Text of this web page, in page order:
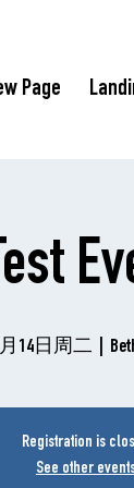
Page
14日周二
Registration is
See other